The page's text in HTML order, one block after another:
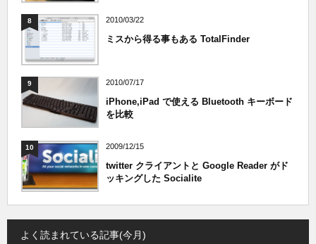
8 2010/03/22
ミスから得る事もある TotalFinder
9 2010/07/17
iPhone,iPad で使える Bluetooth キーボード
を比較
10 2009/12/15
twitter クライアントと Google Reader がド
ッキングした Socialite
よく読まれている記事(今月)